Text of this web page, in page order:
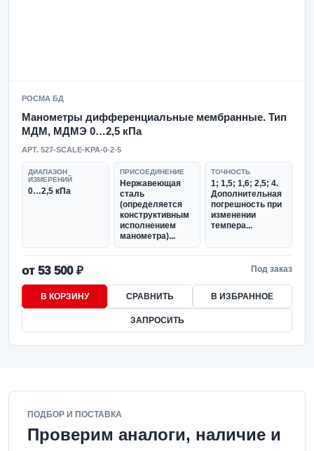
РОСМА БД
Манометры дифференциальные мембранные. Тип
МДМ, МДМЭ 0…2,5 кПа
АРТ. 527-SCALE-KPA-0-2-5
ДИАПАЗОН
ИЗМЕРЕНИЙ
0…2,5 кПа
ПРИСОЕДИНЕНИЕ
Нержавеющая
сталь
(определяется
конструктивным
исполнением
манометра)...
ТОЧНОСТЬ
1; 1,5; 1,6; 2,5; 4.
Дополнительная
погрешность при
изменении
темпера...
от 53 500 ₽ Под заказ
В КОРЗИНУ СРАВНИТЬ В ИЗБРАННОЕ
ЗАПРОСИТЬ
ПОДБОР И ПОСТАВКА
Проверим аналоги, наличие и